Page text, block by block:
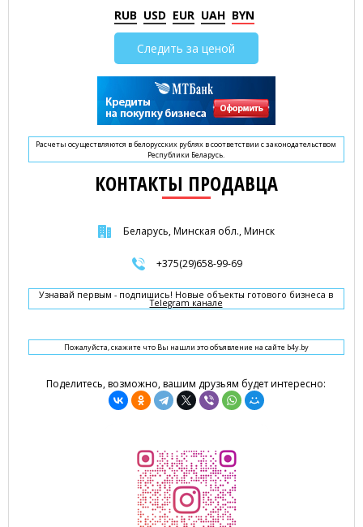
RUB USD EUR UAH BYN
Следить за ценой
Расчеты осуществляются в белорусских рублях в соответствии с законодательством
Республики Беларусь.
КОНТАКТЫ ПРОДАВЦА
Беларусь, Минская обл., Минск
+375(29)658-99-69
Узнавай первым - подпишись! Новые объекты готового бизнеса в
Telegram канале
Пожалуйста, скажите что Вы нашли это объявление на сайте b4y.by
Поделитесь, возможно, вашим друзьям будет интересно: